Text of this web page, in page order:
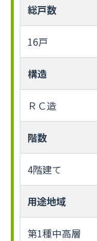
総戸数
16戸
構造
ＲＣ造
階数
4階建て
用途地域
第1種中高層